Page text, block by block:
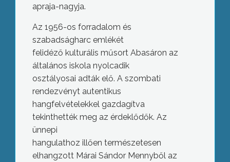
apraja-nagyja.
Az 1956-os forradalom és
szabadságharc emlékét
felidéző kulturális műsort Abasáron az
általános iskola nyolcadik
osztályosai adták elő. A szombati
rendezvényt autentikus
hangfelvételekkel gazdagítva
tekinthették meg az érdeklődők. Az
ünnepi
hangulathoz illően természetesen
elhangzott Márai Sándor Mennyből az